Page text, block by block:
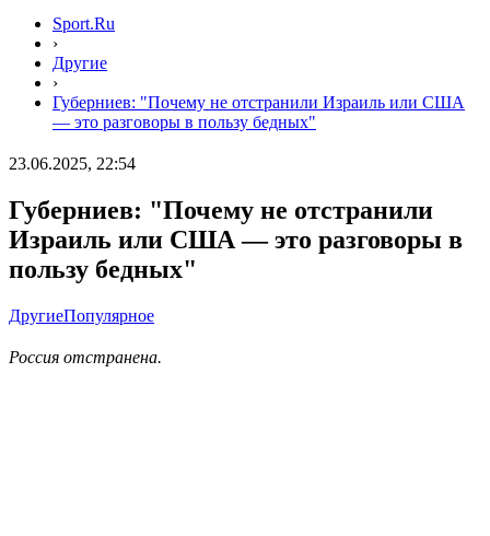
Sport.Ru
›
Другие
›
Губерниев: "Почему не отстранили Израиль или США
— это разговоры в пользу бедных"
23.06.2025, 22:54
Губерниев: "Почему не отстранили
Израиль или США — это разговоры в
пользу бедных"
ДругиеПопулярное
Россия отстранена.